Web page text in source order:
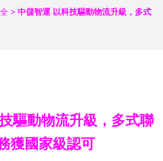
> 中儲智運 以科技驅動物流升級，多式
驅動物流升級，多式聯
獲國家級認可